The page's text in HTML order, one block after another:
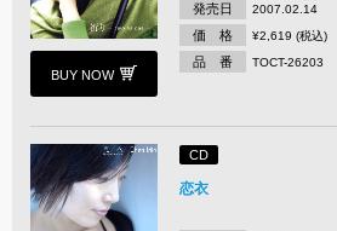
BUY NOW
発売日 2007.02.14
価 格 ¥2,619 (税込)
品 番 TOCT-26203
CD
恋衣